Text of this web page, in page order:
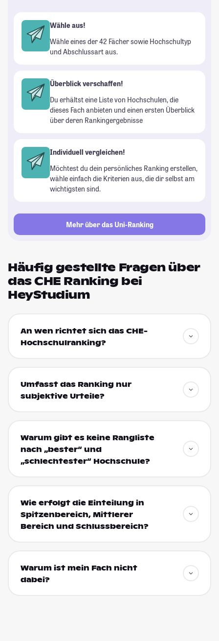
Wähle aus!
Wähle eines der 42 Fächer sowie Hochschultyp
und Abschlussart aus.
Überblick verschaffen!
Du erhältst eine Liste von Hochschulen, die
dieses Fach anbieten und einen ersten Überblick
über deren Rankingergebnisse
Individuell vergleichen!
Möchtest du dein persönliches Ranking erstellen,
wähle einfach die Kriterien aus, die dir selbst am
wichtigsten sind.
Mehr über das Uni-Ranking
Häufig gestellte Fragen über
das CHE Ranking bei
HeyStudium
An wen richtet sich das CHE-
Hochschulranking?
Umfasst das Ranking nur
subjektive Urteile?
Warum gibt es keine Rangliste
nach „bester“ und
„schlechtester“ Hochschule?
Wie erfolgt die Einteilung in
Spitzenbereich, Mittlerer
Bereich und Schlussbereich?
Warum ist mein Fach nicht
dabei?